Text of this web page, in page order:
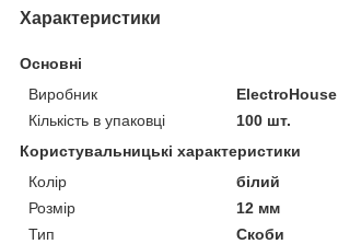
Характеристики
Основні
Виробник
ElectroHouse
Кількість в упаковці
100 шт.
Користувальницькі характеристики
Колiр
білий
Розмір
12 мм
Тип
Скоби